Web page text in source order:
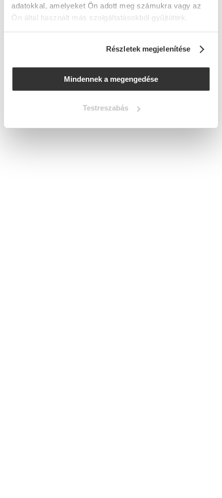
adatokkal, amelyeket Ön adott meg számukra vagy az
Ön által használt más szolgáltatásokból gyűjtöttek.
Részletek megjelenítése
Mindennek a megengedése
Testreszabás